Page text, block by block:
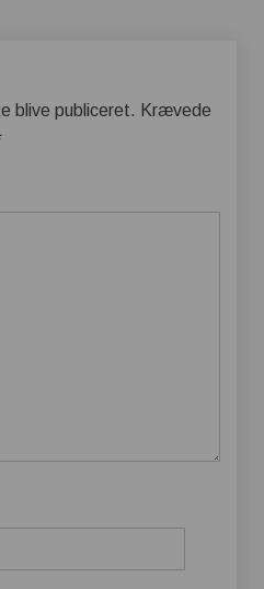
blive publiceret. Krævede